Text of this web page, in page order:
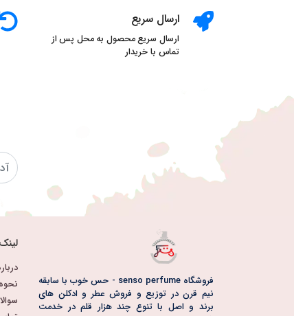
ارسال سریع
ارسال سریع محصول به محل پس از
تماس با خریدار
فروشگاه senso perfume - حس خوب با سابقه
نیم قرن در توزیع و فروش عطر و ادکلن های
برند و اصل با تنوع چند هزار قلم در خدمت